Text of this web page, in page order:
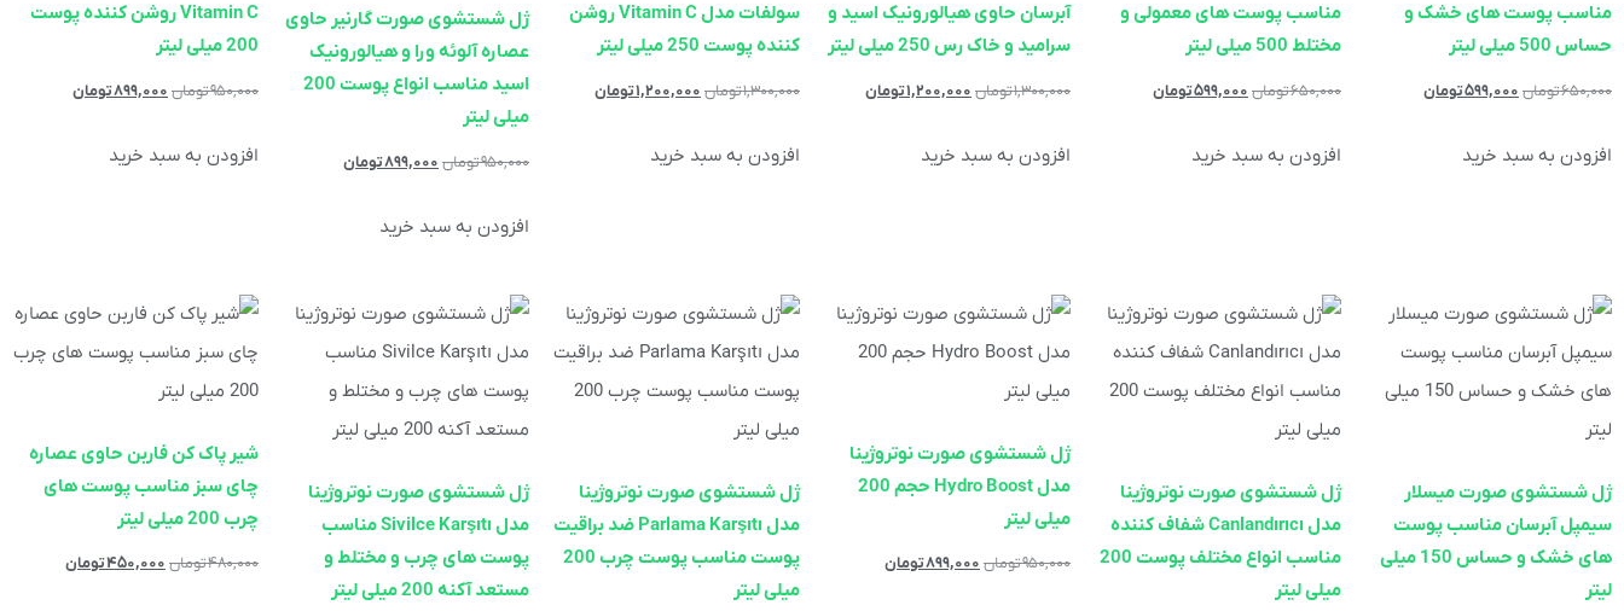
مناسب پوست های خشک و
حساس 500 میلی لیتر
۶۵۰,۰۰۰تومان ۵۹۹,۰۰۰تومان
افزودن به سبد خرید
مناسب پوست های معمولی و
مختلط 500 میلی لیتر
۶۵۰,۰۰۰تومان ۵۹۹,۰۰۰تومان
افزودن به سبد خرید
آبرسان حاوی هیالورونیک اسید و
سرامید و خاک رس 250 میلی لیتر
۱,۳۰۰,۰۰۰تومان ۱,۲۰۰,۰۰۰تومان
افزودن به سبد خرید
سولفات مدل Vitamin C روشن
کننده پوست 250 میلی لیتر
۱,۳۰۰,۰۰۰تومان ۱,۲۰۰,۰۰۰تومان
افزودن به سبد خرید
ژل شستشوی صورت گارنیر حاوی
عصاره آلوئه ورا و هیالورونیک
اسید مناسب انواع پوست 200
میلی لیتر
۹۵۰,۰۰۰تومان ۸۹۹,۰۰۰تومان
افزودن به سبد خرید
Vitamin C روشن کننده پوست
200 میلی لیتر
۹۵۰,۰۰۰تومان ۸۹۹,۰۰۰تومان
افزودن به سبد خرید
ژل شستشوی صورت میسلار
سیمپل آبرسان مناسب پوست
های خشک و حساس 150 میلی
لیتر
ژل شستشوی صورت نوتروژینا
مدل Canlandırıcı شفاف کننده
مناسب انواع مختلف پوست 200
میلی لیتر
ژل شستشوی صورت نوتروژینا
مدل Hydro Boost حجم 200
میلی لیتر
۹۵۰,۰۰۰تومان ۸۹۹,۰۰۰تومان
ژل شستشوی صورت نوتروژینا
مدل Parlama Karşıtı ضد براقیت
پوست مناسب پوست چرب 200
میلی لیتر
ژل شستشوی صورت نوتروژینا
مدل Sivilce Karşıtı مناسب
پوست های چرب و مختلط و
مستعد آکنه 200 میلی لیتر
شیر پاک کن فاربن حاوی عصاره
چای سبز مناسب پوست های
چرب 200 میلی لیتر
۴۸۰,۰۰۰تومان ۴۵۰,۰۰۰تومان